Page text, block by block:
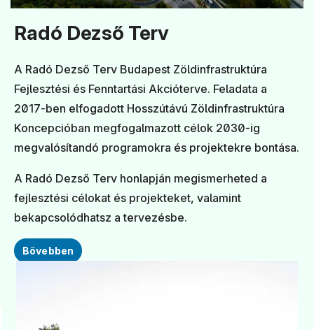
Radó Dezső Terv
A Radó Dezső Terv Budapest Zöldinfrastruktúra
Fejlesztési és Fenntartási Akcióterve. Feladata a
2017-ben elfogadott Hosszútávú Zöldinfrastruktúra
Koncepcióban megfogalmazott célok 2030-ig
megvalósítandó programokra és projektekre bontása.​
A Radó Dezső Terv honlapján megismerheted a
fejlesztési célokat és projekteket, valamint
bekapcsolódhatsz a tervezésbe.
Bővebben